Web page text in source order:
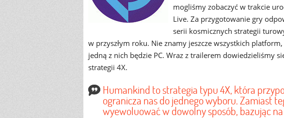
mogliśmy zobaczyć w trakcie
Live. Za przygotowanie gry
serii kosmicznych strategii
w przyszłym roku. Nie znamy jeszcze wszystkich
jedną z nich będzie PC. Wraz z trailerem dowiedzieliśmy
strategii 4X.
Humankind to strategia typu 4X, która
ogranicza nas do jednego wyboru. Zamiast
wyewoluować w dowolny sposób, bazując